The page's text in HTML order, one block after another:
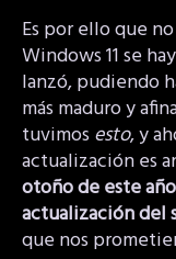
Es por ello que
Windows 11 se
lanzó, pudiendo
más maduro y
tuvimos esto, y
actualización es
otoño de este
actualización del
que nos